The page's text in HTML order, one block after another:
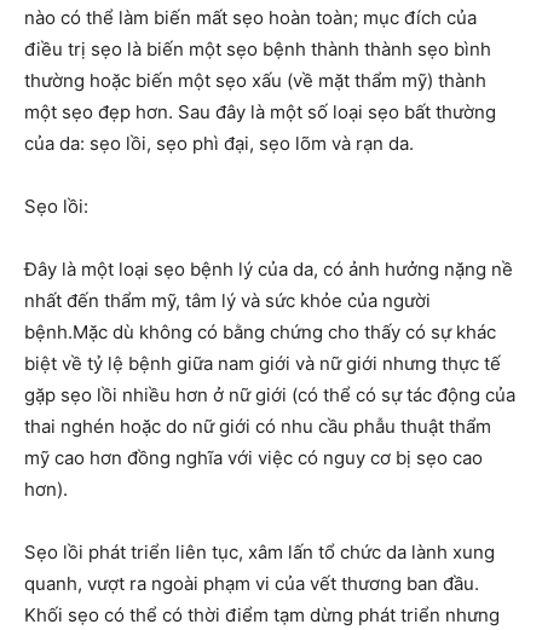
nào có thể làm biến mất sẹo hoàn toàn; mục đích của
điều trị sẹo là biến một sẹo bệnh thành thành sẹo bình
thường hoặc biến một sẹo xấu (về mặt thẩm mỹ) thành
một sẹo đẹp hơn. Sau đây là một số loại sẹo bất thường
của da: sẹo lồi, sẹo phì đại, sẹo lõm và rạn da.
Sẹo lồi:
Đây là một loại sẹo bệnh lý của da, có ảnh hưởng nặng nề
nhất đến thẩm mỹ, tâm lý và sức khỏe của người
bệnh.Mặc dù không có bằng chứng cho thấy có sự khác
biệt về tỷ lệ bệnh giữa nam giới và nữ giới nhưng thực tế
gặp sẹo lồi nhiều hơn ở nữ giới (có thể có sự tác động của
thai nghén hoặc do nữ giới có nhu cầu phẫu thuật thẩm
mỹ cao hơn đồng nghĩa với việc có nguy cơ bị sẹo cao
hơn).
Sẹo lồi phát triển liên tục, xâm lấn tổ chức da lành xung
quanh, vượt ra ngoài phạm vi của vết thương ban đầu.
Khối sẹo có thể có thời điểm tạm dừng phát triển nhưng